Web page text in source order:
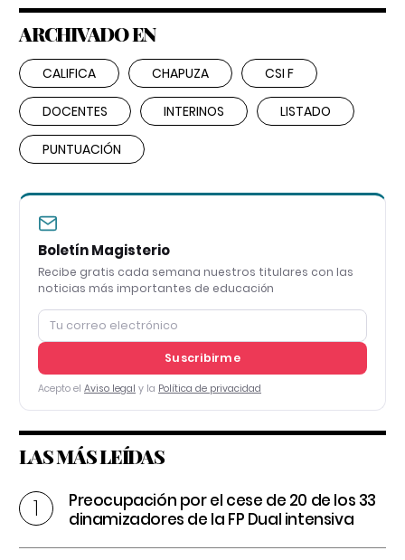
ARCHIVADO EN
CALIFICA CHAPUZA CSI F
DOCENTES INTERINOS LISTADO
PUNTUACIÓN
Boletín Magisterio
Recibe gratis cada semana nuestros titulares con las
noticias más importantes de educación
Suscribirme
Acepto el Aviso legal y la Política de privacidad
LAS MÁS LEÍDAS
Preocupación por el cese de 20 de los 33
dinamizadores de la FP Dual intensiva